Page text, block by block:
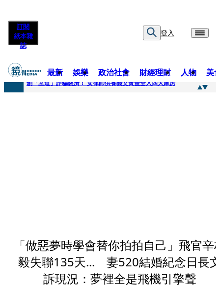
訂閱
紙本雜
誌
登入
最新 娛樂 政治社會 財經理財 人物 美
快訊
創「互道」詐騙慈濟！ 女律師供養義父黃金全入四大庫房
「做惡夢時學會替你拍拍自己」飛官辛
毅失聯135天... 妻520結婚紀念日長
訴現況：夢裡全是飛機引擎聲